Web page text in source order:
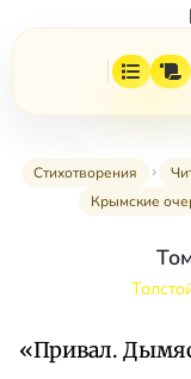
Стихотворения
Крымские
«Привал.